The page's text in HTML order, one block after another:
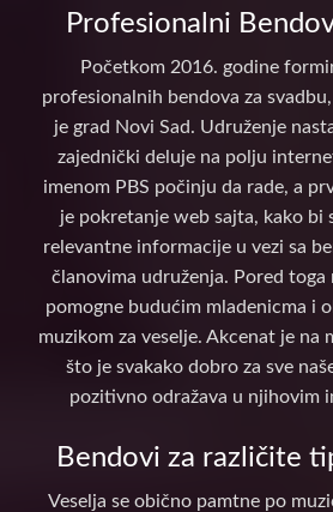
Profesionalni
Početkom 2016. godine
profesionalnih bendova za
je grad Novi Sad. Udruženje
zajednički deluje na polju
imenom PBS počinju da rade, a
je pokretanje web sajta, kako bi
relevantne informacije u vezi sa
članovima udruženja. Pored toga
pomogne budućim mladenicma i
muzikom za veselje. Akcenat je na
što je svakako dobro za sve
pozitivno odražava u njihovim
Bendovi za različite
Veselja se obično pamtne po